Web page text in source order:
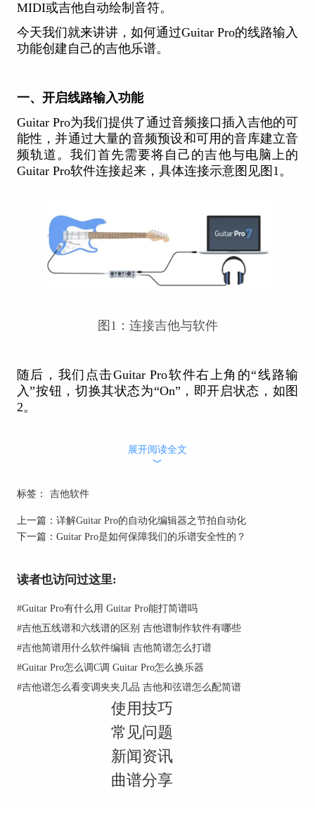
MIDI或吉他自动绘制音符。
今天我们就来讲讲，如何通过Guitar Pro的线路输入
功能创建自己的吉他乐谱。
一、开启线路输入功能
Guitar Pro为我们提供了通过音频接口插入吉他的可
能性，并通过大量的音频预设和可用的音库建立音
频轨道。我们首先需要将自己的吉他与电脑上的
Guitar Pro软件连接起来，具体连接示意图见图1。
图1：连接吉他与软件
随后，我们点击Guitar Pro软件右上角的“线路输
入”按钮，切换其状态为“On”，即开启状态，如图
2。
图2：开启线路输入
我们需要单击“On”旁边的齿轮图标，打开Guitar
Pro偏好设置的“音频/MIDI”选项，然后在“声音导
入”一项中，检查我们是否在Guitar Pro中正确地选
择了声卡中的音频信号输入到该软件中，否则
Guitar Pro将无法捕获外部的音频输入。
展开阅读全文
︾
标签： 吉他软件
上一篇： 详解Guitar Pro的自动化编辑器之节拍自动化
下一篇： Guitar Pro是如何保障我们的乐谱安全性的？
读者也访问过这里:
#Guitar Pro有什么用 Guitar Pro能打简谱吗
#吉他五线谱和六线谱的区别 吉他谱制作软件有哪些
#吉他简谱用什么软件编辑 吉他简谱怎么打谱
#Guitar Pro怎么调C调 Guitar Pro怎么换乐器
#吉他谱怎么看变调夹夹几品 吉他和弦谱怎么配简谱
使用技巧
常见问题
新闻资讯
曲谱分享